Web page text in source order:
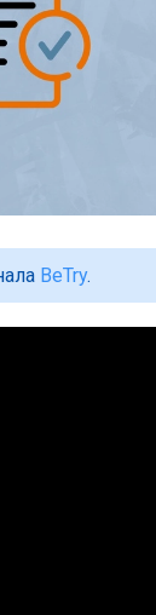
BeTry.